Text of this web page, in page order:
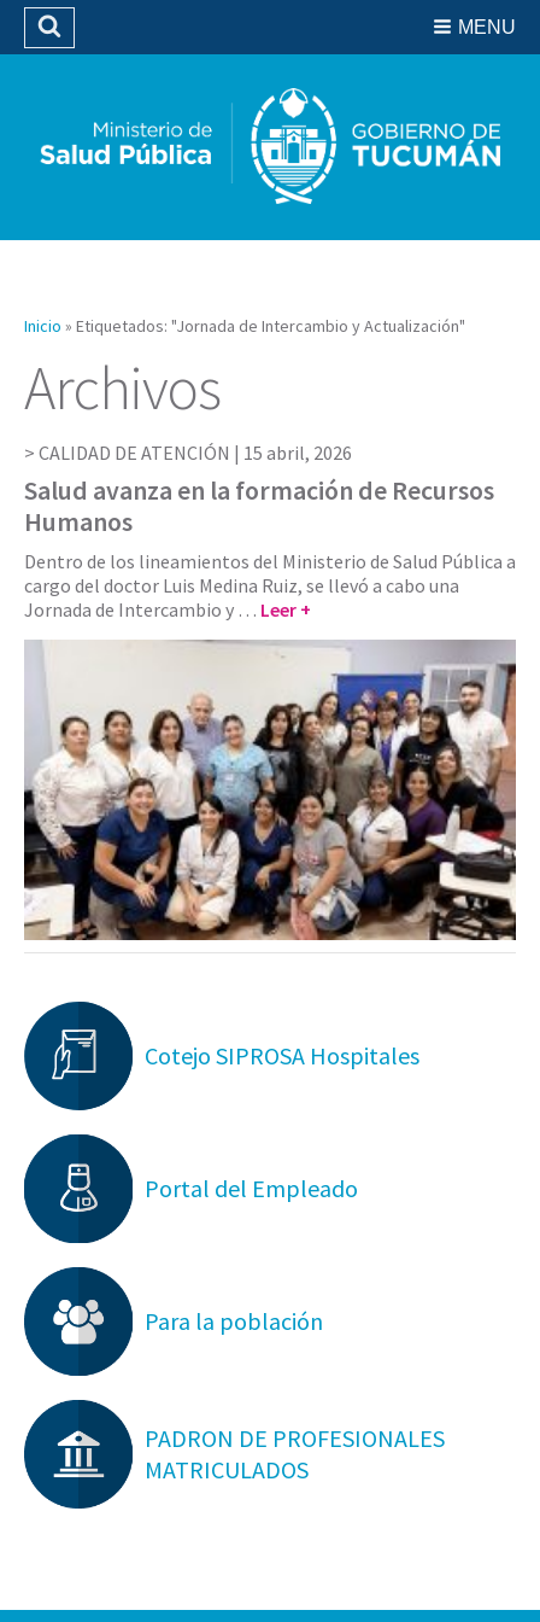
Biblioteca
MENU
Buscar
Inicio » Etiquetados: "Jornada de Intercambio y Actualización"
Archivos
CALIDAD DE ATENCIÓN | 15 abril, 2026
Salud avanza en la formación de Recursos
Humanos
Dentro de los lineamientos del Ministerio de Salud Pública a
cargo del doctor Luis Medina Ruiz, se llevó a cabo una
Jornada de Intercambio y … Leer +
Cotejo SIPROSA Hospitales
Portal del Empleado
Para la población
PADRON DE PROFESIONALES
MATRICULADOS